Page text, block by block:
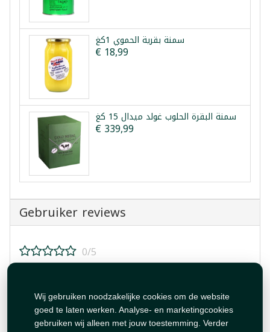
Wij gebruiken noodzakelijke cookies om de website
goed te laten werken. Analyse- en marketingcookies
gebruiken wij alleen met jouw toestemming. Verder
سمنة بقرية الحموي 1كغ
€ 18,99
سمنة البقرة الحلوب غولد ميدال 15 كغ
€ 339,99
Gebruiker reviews
0/5